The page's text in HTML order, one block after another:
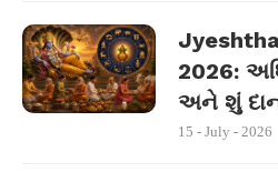
2026:
અને શું
15 - July - 2026